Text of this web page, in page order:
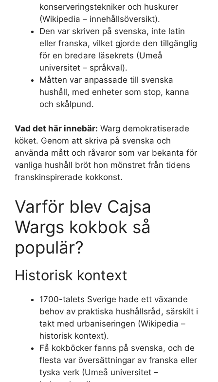
konserveringstekniker och huskurer
(Wikipedia – innehållsöversikt).
Den var skriven på svenska, inte latin
eller franska, vilket gjorde den tillgänglig
för en bredare läsekrets (Umeå
universitet – språkval).
Måtten var anpassade till svenska
hushåll, med enheter som stop, kanna
och skålpund.
Vad det här innebär: Warg demokratiserade
köket. Genom att skriva på svenska och
använda mått och råvaror som var bekanta för
vanliga hushåll bröt hon mönstret från tidens
franskinspirerade kokkonst.
Varför blev Cajsa
Wargs kokbok så
populär?
Historisk kontext
1700-talets Sverige hade ett växande
behov av praktiska hushållsråd, särskilt i
takt med urbaniseringen (Wikipedia –
historisk kontext).
Få kokböcker fanns på svenska, och de
flesta var översättningar av franska eller
tyska verk (Umeå universitet –